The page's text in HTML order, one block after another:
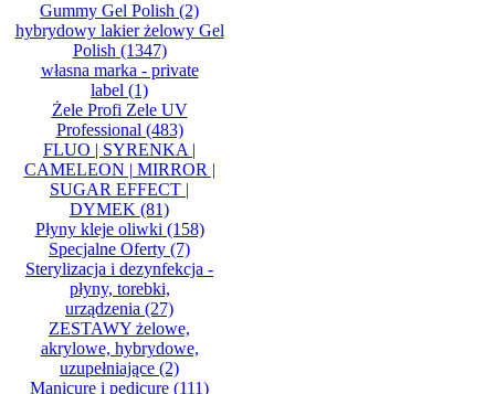
Gummy Gel Polish (2)
hybrydowy lakier żelowy Gel
Polish (1347)
własna marka - private
label (1)
Żele Profi Zele UV
Professional (483)
FLUO | SYRENKA |
CAMELEON | MIRROR |
SUGAR EFFECT |
DYMEK (81)
Płyny kleje oliwki (158)
Specjalne Oferty (7)
Sterylizacja i dezynfekcja -
płyny, torebki,
urządzenia (27)
ZESTAWY żelowe,
akrylowe, hybrydowe,
uzupełniające (2)
Manicure i pedicure (111)